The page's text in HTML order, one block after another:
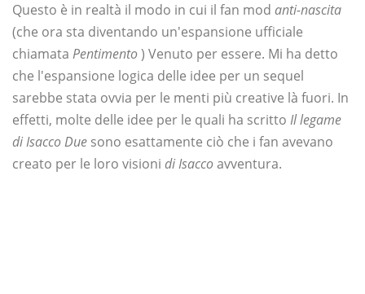
Questo è in realtà il modo in cui il fan mod anti-nascita
(che ora sta diventando un'espansione ufficiale
chiamata Pentimento) Venuto per essere. Mi ha detto
che l'espansione logica delle idee per un sequel
sarebbe stata ovvia per le menti più creative là fuori. In
effetti, molte delle idee per le quali ha scritto Il legame
di IsaccoDue sono esattamente ciò che i fan avevano
creato per le loro visioni di Isaccoavventura.